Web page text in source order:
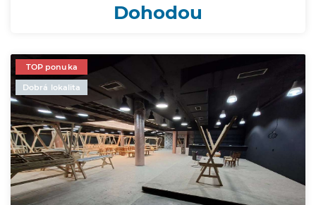
Dohodou
TOP ponuka
Dobrá lokalita